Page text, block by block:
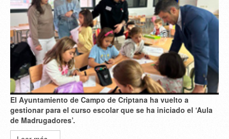
El Ayuntamiento de Campo de Criptana ha vuelto a
gestionar para el curso escolar que se ha iniciado el ‘Aula
de Madrugadores’.